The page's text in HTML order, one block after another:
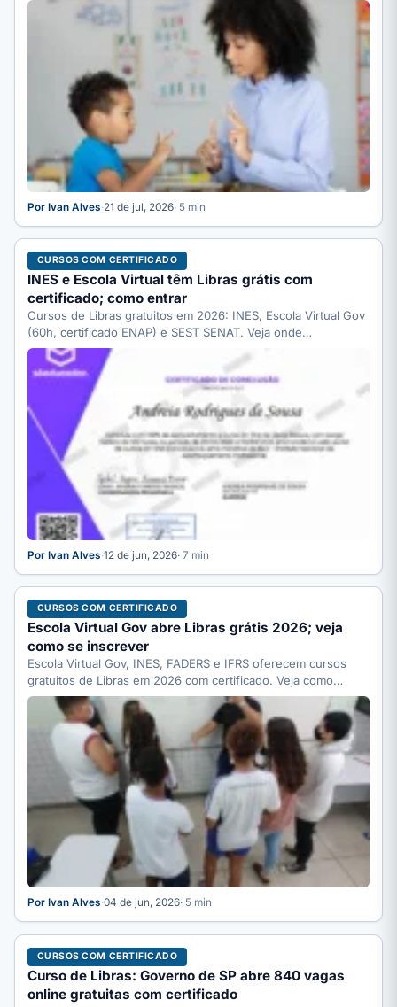
Por Ivan Alves·21 de jul, 2026· 5 min
CURSOS COM CERTIFICADO
INES e Escola Virtual têm Libras grátis com
certificado; como entrar
Cursos de Libras gratuitos em 2026: INES, Escola Virtual Gov
(60h, certificado ENAP) e SEST SENAT. Veja onde…
Por Ivan Alves·12 de jun, 2026· 7 min
CURSOS COM CERTIFICADO
Escola Virtual Gov abre Libras grátis 2026; veja
como se inscrever
Escola Virtual Gov, INES, FADERS e IFRS oferecem cursos
gratuitos de Libras em 2026 com certificado. Veja como…
Por Ivan Alves·04 de jun, 2026· 5 min
CURSOS COM CERTIFICADO
Curso de Libras: Governo de SP abre 840 vagas
online gratuitas com certificado